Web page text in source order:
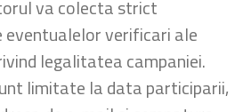
va colecta strict
verificari ale
legalitatea campaniei.
limitate la data participarii,